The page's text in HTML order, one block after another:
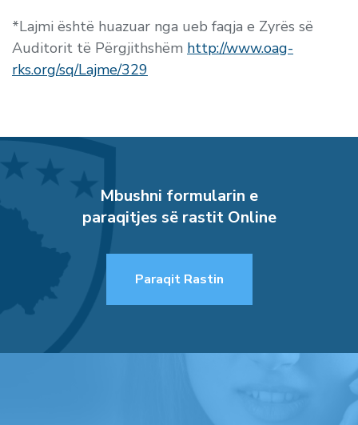
*Lajmi është huazuar nga ueb faqja e Zyrës së
Auditorit të Përgjithshëm http://www.oag-
rks.org/sq/Lajme/329
Mbushni formularin e
paraqitjes së rastit Online
Paraqit Rastin